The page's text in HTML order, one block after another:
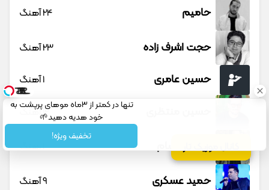
کانال موزیک تار
حامیم 24 آهنگ
حجت اشرف زاده 23 آهنگ
حسین عامری 1 آهنگ
12 آهنگ
حمید حسام 1 آهنگ
حمید عسکری 9 آهنگ
تنها در کمتر از 3ماه موهای پرپشت به
خود هدیه دهید🌱
شامپوجلبک40%تخفیفتخفیف ویژه!